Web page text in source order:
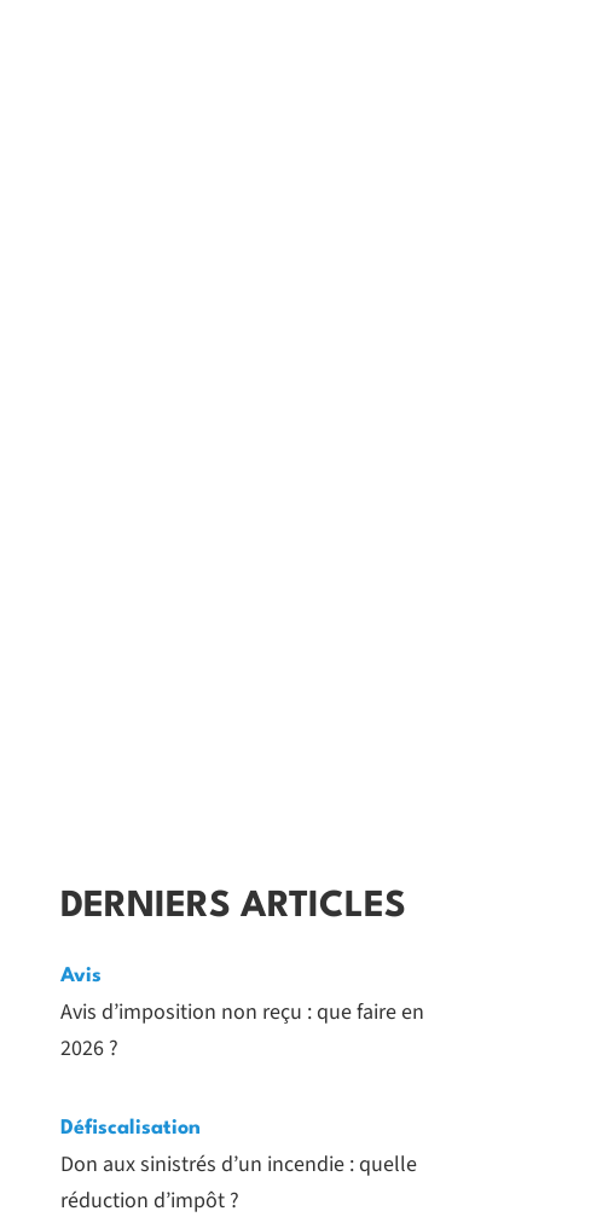
DERNIERS ARTICLES
Avis
Avis d’imposition non reçu : que faire en
2026 ?
Défiscalisation
Don aux sinistrés d’un incendie : quelle
réduction d’impôt ?